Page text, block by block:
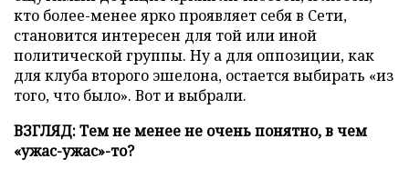
кто более-менее ярко проявляет себя в Сети,
становится интересен для той или иной
политической группы. Ну а для оппозиции, как
для клуба второго эшелона, остается выбирать «из
того, что было». Вот и выбрали.
ВЗГЛЯД: Тем не менее не очень понятно, в чем
«ужас-ужас»-то?